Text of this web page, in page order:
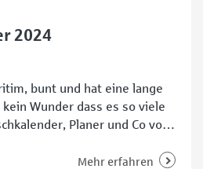
2024
bunt und hat eine lange
Wunder dass es so viele
Planer und Co von
2024 zusammengestellt.
Mehr erfahren